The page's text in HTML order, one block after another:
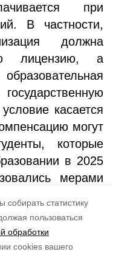
статистику
пользоваться
обработки
cookies вашего
при
В частности,
должна
лицензию, а
касается
могут
которые
в 2025
мерами